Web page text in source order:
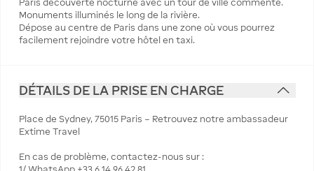
Paris découverte nocturne avec un tour de ville commenté.
Monuments illuminés le long de la rivière.
Dépose au centre de Paris dans une zone où vous pourrez
facilement rejoindre votre hôtel en taxi.
DÉTAILS DE LA PRISE EN CHARGE
Place de Sydney, 75015 Paris – Retrouvez notre ambassadeur
Extime Travel
En cas de problème, contactez-nous sur :
1/ WhatsApp +33 6 14 96 42 81